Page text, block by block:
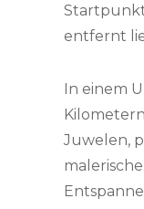
entfernt
In einem
Juwelen,